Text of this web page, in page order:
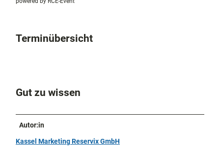
Terminübersicht
Gut zu wissen
Autor:in
Kassel Marketing Reservix GmbH